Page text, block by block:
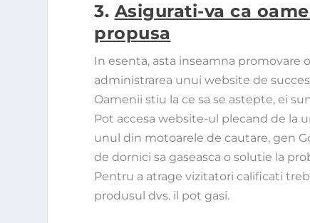
3. Asigurati-va ca
propusa
In esenta, asta inseamna promovare
administrarea unui website de
Oamenii stiu la ce sa se astepte, ei
Pot accesa website-ul plecand de la
unul din motoarele de cautare, gen
de dornici sa gaseasca o solutie la
Pentru a atrage vizitatori calificati
produsul dvs. il pot gasi.